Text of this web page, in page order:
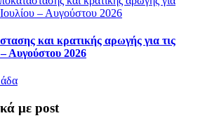
και κρατικής αρωγής για τις
– Αυγούστου 2026
με post